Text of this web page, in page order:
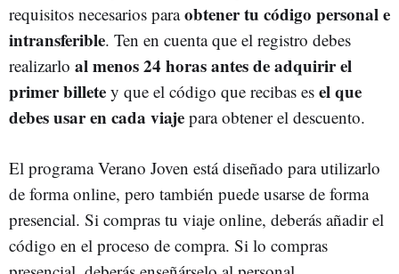
requisitos necesarios paraobtener tu código personal e
intransferible. Ten en cuenta que el registro debes
realizarlo al menos 24 horas antes de adquirir el
primer billete y que el código que recibas es el que
debes usar en cada viaje para obtener el descuento.
El programa Verano Joven está diseñado para utilizarlo
de forma online, pero también puede usarse de forma
presencial. Si compras tu viaje online, deberás añadir el
código en el proceso de compra. Si lo compras